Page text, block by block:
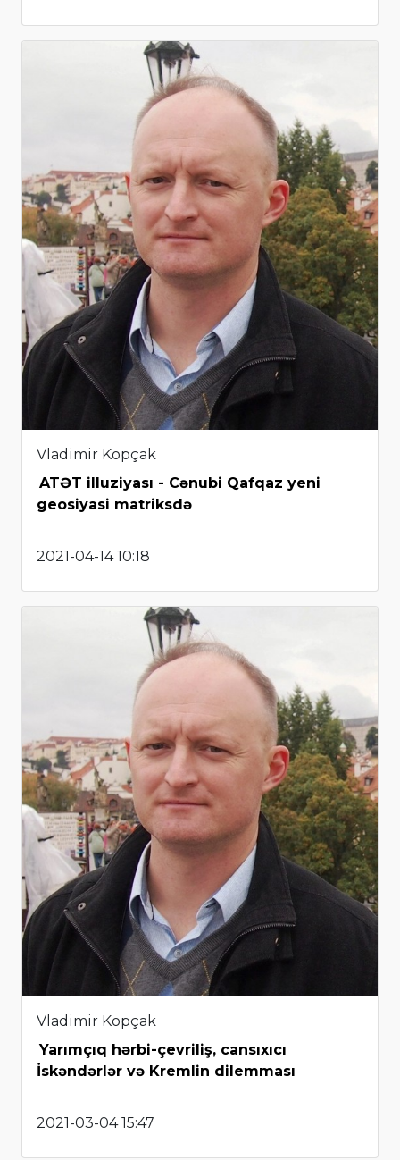
Vladimir Kopçak
ATƏT illuziyası - Cənubi Qafqaz yeni
geosiyasi matriksdə
2021-04-14 10:18
Vladimir Kopçak
Yarımçıq hərbi-çevriliş, cansıxıcı
İskəndərlər və Kremlin dilemması
2021-03-04 15:47